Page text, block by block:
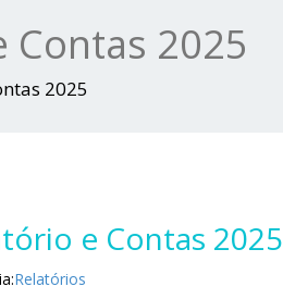
Contas 2025
2025
e Contas 2025
Relatórios